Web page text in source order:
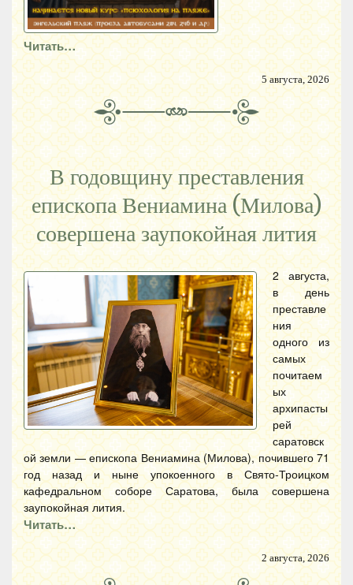
Читать…
5 августа, 2026
В годовщину преставления
епископа Вениамина (Милова)
совершена заупокойная лития
2 августа,
в день
преставле
ния
одного из
самых
почитаем
ых
архипасты
рей
саратовск
ой земли — епископа Вениамина (Милова), почившего 71
год назад и ныне упокоенного в Свято-Троицком
кафедральном соборе Саратова, была совершена
заупокойная лития.
Читать…
2 августа, 2026